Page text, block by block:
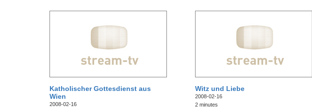
Katholischer Gottesdienst aus
Wien
2008-02-16
Witz und Liebe
2008-02-16
2 minutes